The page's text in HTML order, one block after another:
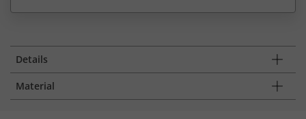
Details
Material